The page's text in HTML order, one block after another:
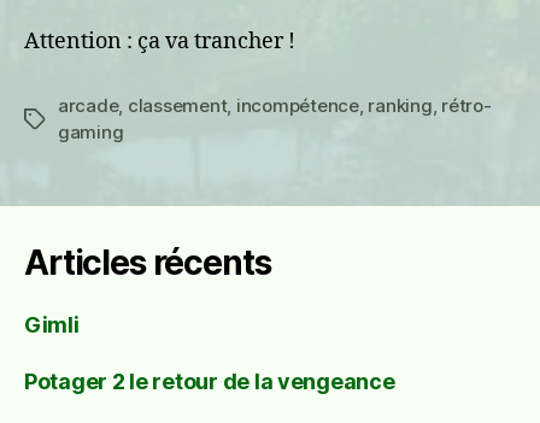
Attention : ça va trancher !
Étiquettes
arcade, classement, incompétence, ranking, rétro-
gaming
Articles récents
Gimli
Potager 2 le retour de la vengeance